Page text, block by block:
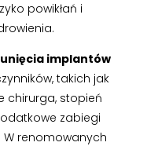
powikłań i
implantów
takich jak
chirurga, stopień
zabiegi
W renomowanych